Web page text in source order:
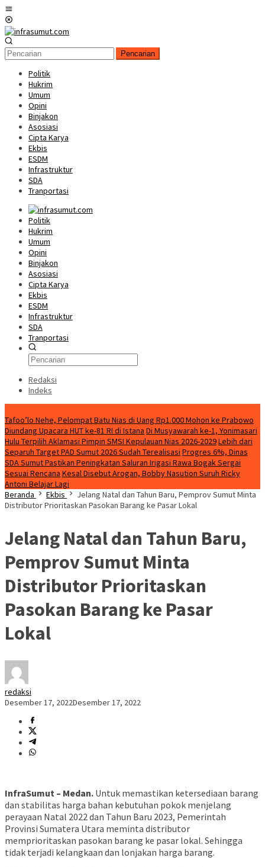
Loncat
ke
konten
Pencarian
Politik
Hukrim
Umum
Opini
Binjakon
Asosiasi
Cipta Karya
Ekbis
ESDM
Infrastruktur
SDA
Tranportasi
Politik
Hukrim
Umum
Opini
Binjakon
Asosiasi
Cipta Karya
Ekbis
ESDM
Infrastruktur
SDA
Tranportasi
Redaksi
Indeks
Tafoo’lo Nehe, Pelompat Batu Nias di Uang Rp1.000 Mohon ke Prabowo
Diundang Upacara HUT ke-81 RI di Istana Di Musyawarah ke-1, Yonimasari
Hulu Terpilih Aklamasi Pimpin SMSI Kepulauan Nias 2026-2029Lebih dari
Separuh Target PAD Sumut 2026 Sudah Terealisasi Progres 6%, Dinas
SDA Sumut Pastikan Peningkatan Saluran Irigasi Rawa Bogak Sergai
Sesuai Rencana Kesal Disebut Arogan, Bobby Nasution Suruh Ricky
Antoni Belajar Lagi
Beranda
Ekbis
Jelang Natal dan Tahun Baru, Pemprov Sumut Minta
Distributor Prioritaskan Pasokan Barang ke Pasar Lokal
Jelang Natal dan Tahun Baru,
Pemprov Sumut Minta
Distributor Prioritaskan
Pasokan Barang ke Pasar
Lokal
redaksi
Desember 17, 2022Desember 17, 2022
InfraSumut – Medan. Untuk memastikan ketersediaan barang
dan stabilitas harga bahan kebutuhan pokok menjelang
perayaan Natal 2022 dan Tahun Baru 2023, Pemerintah
Provinsi Sumatera Utara meminta distributor
memprioritaskan pasokan barang ke pasar lokal. Sehingga
tidak terjadi kelangkaan dan lonjakan harga barang.